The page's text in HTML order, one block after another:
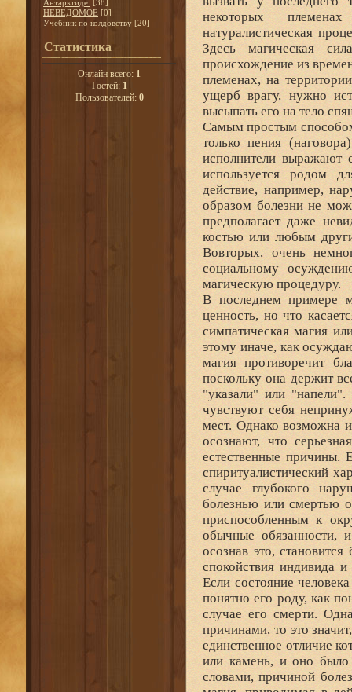
Антарктиде. [38]
НЕВЕДОМОЕ [0]
Учебник по колдовству [20]
Статистика
Онлайн всего: 1
Гостей: 1
Пользователей: 0
некоторых
натуралистическая
Здесь магическая
происхождение из
племенах, на
ущерб врагу, нужно
высыпать его на тело
Самым простым
только пения
исполнители выражают
используется родом
действие, например,
образом болезни не
предполагает даже
костью или любым
Вовторых, очень
социальному
магическую процедуру.
В последнем примере
ценность, но что
симпатическая магия
этому иначе, как
магия противоречит
поскольку она держит
"указали" или
чувствуют себя
мест. Однако возможна
осознают, что
естественные причины.
спиритуалистический
случае глубокого
болезнью или смертью
приспособленным к
обычные обязанности,
осознав это,
спокойствия индивида
Если состояние
понятно его роду, как
случае его смерти.
причинами, то это
единственное отличие
или камень, и оно
словами, причиной